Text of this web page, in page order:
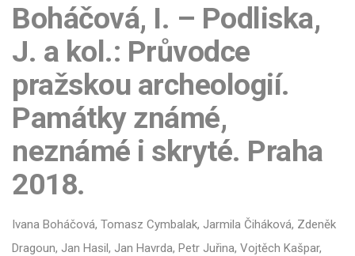
Boháčová, I. – Podliska,
J. a kol.: Průvodce
pražskou archeologií.
Památky známé,
neznámé i skryté. Praha
2018.
Ivana Boháčová, Tomasz Cymbalak, Jarmila Čiháková, Zdeněk
Dragoun, Jan Hasil, Jan Havrda, Petr Juřina, Vojtěch Kašpar,